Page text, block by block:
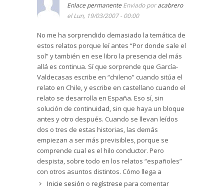
de ninguna parte" (pág.30) es un relato
maravilloso en el que la Muerte espera
la niña pueda despedirse de su madre, a la que
espera desde hace dos meses. Finalmente la
Muerte -esa señora azul- se cansa de esperar.
También se produce el abandono por parte de la
madre en "Domingo de Ramos" (pág.206). En "El
palo borracho" (pág.186) la sensación de vacío
viene producida por la amenaza de venta de la
casa familiar. De una enorme delicadeza resulta
ser "Las escaleras" (pág.149), en la que un poeta
español, exiliado en México con motivo de la
Guerra Civil, regresa a España. Hay historias
buenísimas de aparecidos en "La reunión"
(pág.66) o en "El hombre del desierto" (pág.131).
Es muy hermoso cómo la autora incluye en sus
relatos las creencias indígenas, por ejemplo en
Enlace permanente Enviado poracabrero
el Lun, 19/03/2007 - 00:00
No me ha sorprendido demasiado la temática de
estos relatos porque leí antes “Por donde sale el
sol” y también en ese libro la presencia del más
allá es continua. Sí que sorprende que García-
Valdecasas escribe en “chileno” cuando sitúa el
relato en Chile, y escribe en castellano cuando el
relato se desarrolla en España. Eso sí, sin
solución de continuidad, sin que haya un bloque
antes y otro después. Cuando se llevan leídos
dos o tres de estas historias, las demás
empiezan a ser más previsibles, porque se
comprende cual es el hilo conductor. Pero
despista, sobre todo en los relatos “españoles”
con otros asuntos distintos. Cómo llega a
meterse la autora en la situación del moribundo,
Inicie sesión o regístrese para comentar